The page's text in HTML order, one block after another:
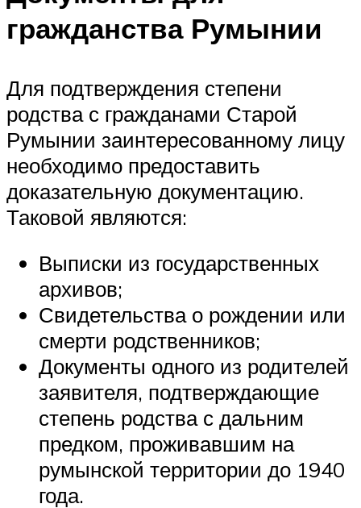
гражданства Румынии
Для подтверждения степени
родства с гражданами Старой
Румынии заинтересованному лицу
необходимо предоставить
доказательную документацию.
Таковой являются:
Выписки из государственных
архивов;
Свидетельства о рождении или
смерти родственников;
Документы одного из родителей
заявителя, подтверждающие
степень родства с дальним
предком, проживавшим на
румынской территории до 1940
года.